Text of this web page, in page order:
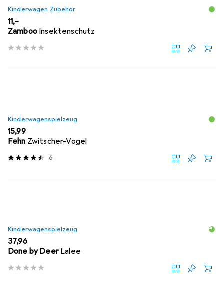
Kinderwagen Zubehör
EUR
11,–
Zamboo Insektenschutz
Kinderwagenspielzeug
EUR
15,99
Fehn Zwitscher-Vogel
6
Kinderwagenspielzeug
EUR
37,96
Done by Deer Lalee